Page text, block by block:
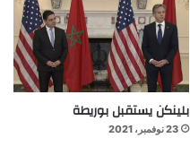
بلينكن يستقبل بوريطة
23 نوفمبر، 2021